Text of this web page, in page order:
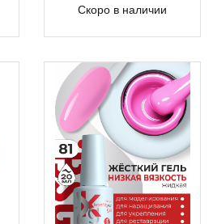
Скоро в наличии